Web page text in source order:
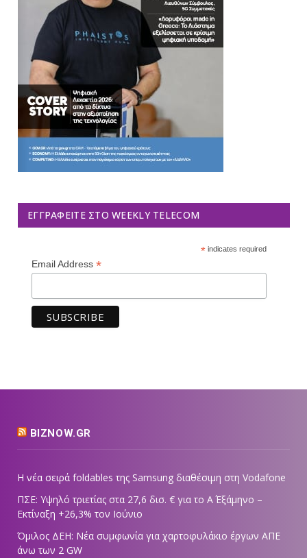
ΕΓΓΡΑΦΕΊΤΕ ΣΤΟ WEEKLY TELECOM
*indicates required
Email Address *
BIZNOW.GR
Η νέα σειρά foldables της Samsung διαθέσιμη στη Vodafone
ΠΣΕ: Υψηλό τριετίας στα 27,6 δισ. € για το Α΄ Εξάμηνο –
Εκτίναξη +26,3% τον Ιούνιο
Όμιλος ΔΕΗ: Νέα συμφωνία για χαρτοφυλάκιο έργων ΑΠΕ
άνω των 2 GW